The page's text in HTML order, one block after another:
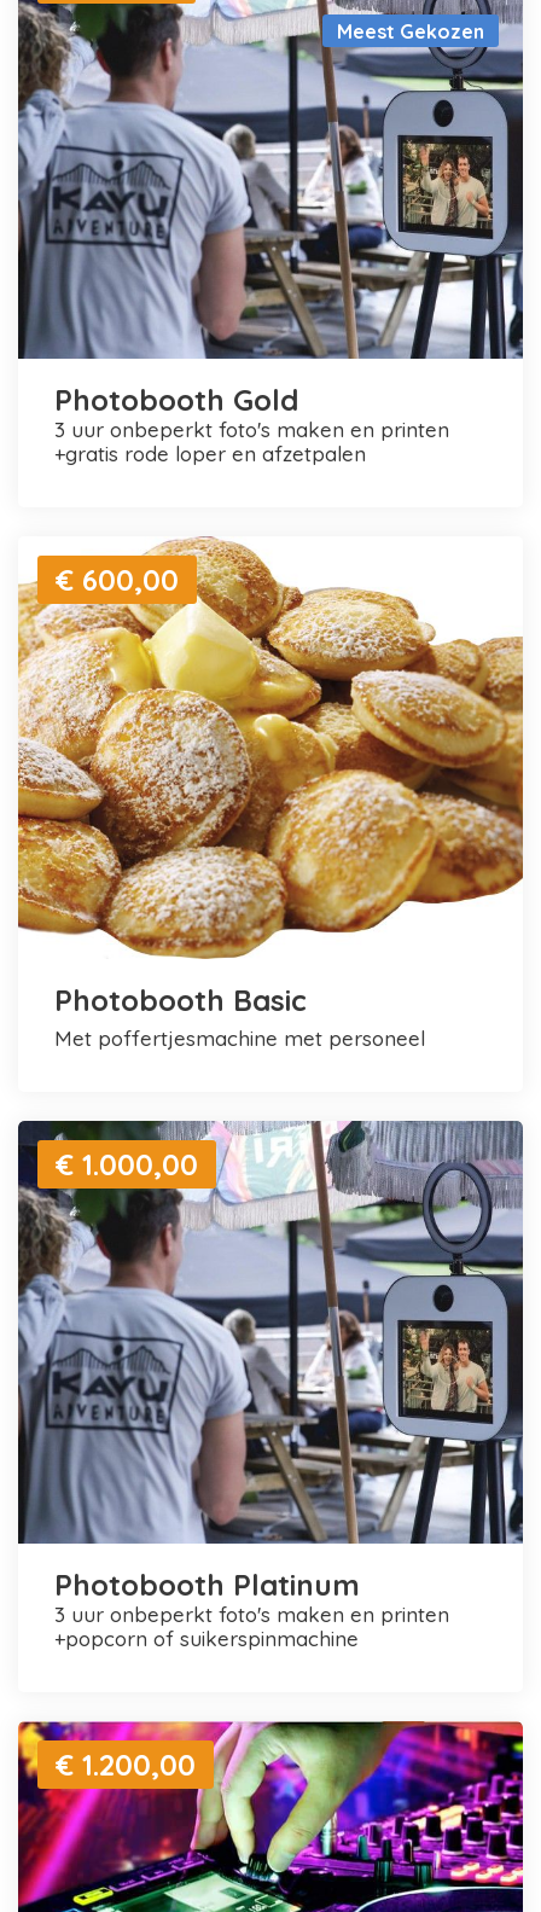
Meest Gekozen
Photobooth Gold
3 uur onbeperkt foto's maken en printen
+gratis rode loper en afzetpalen
€ 600,00
Photobooth Basic
met poffertjesmachine met personeel
€ 1.000,00
Photobooth Platinum
3 uur onbeperkt foto's maken en printen
+popcorn of suikerspinmachine
€ 1.200,00